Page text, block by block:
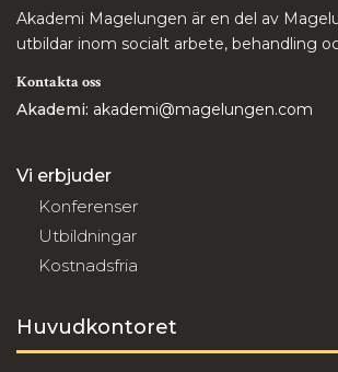
Akademi Magelungen är en del av
utbildar inom socialt arbete, behandling
Kontakta oss
Akademi: akademi@magelungen.com
Vi erbjuder
Konferenser
Utbildningar
Kostnadsfria
Huvudkontoret